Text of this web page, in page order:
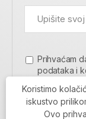
Prihvaćam
podataka i
Koristimo
iskustvo
Ovo